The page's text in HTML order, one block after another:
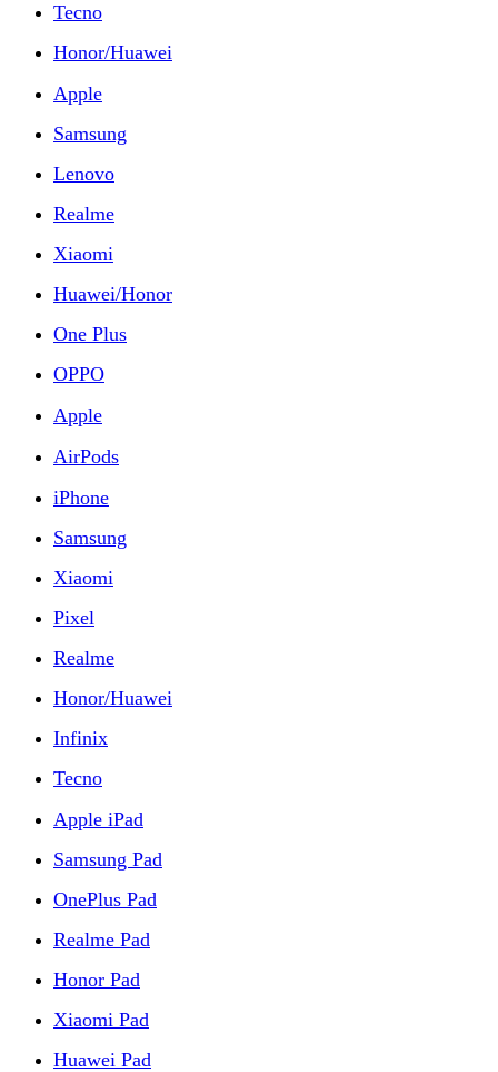
Tecno
Honor/Huawei
Apple
Samsung
Lenovo
Realme
Xiaomi
Huawei/Honor
One Plus
OPPO
Apple
AirPods
iPhone
Samsung
Xiaomi
Pixel
Realme
Honor/Huawei
Infinix
Tecno
Apple iPad
Samsung Pad
OnePlus Pad
Realme Pad
Honor Pad
Xiaomi Pad
Huawei Pad